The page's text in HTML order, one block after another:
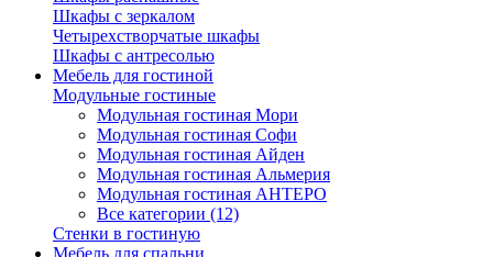
Шкафы с зеркалом
Четырехстворчатые шкафы
Шкафы с антресолью
Мебель для гостиной
Модульные гостиные
Модульная гостиная Мори
Модульная гостиная Софи
Модульная гостиная Айден
Модульная гостиная Альмерия
Модульная гостиная АНТЕРО
Все категории (12)
Стенки в гостиную
Мебель для спальни